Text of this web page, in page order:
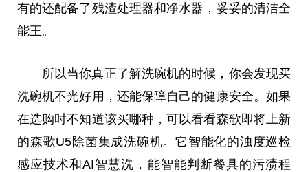
有的还配备了残渣处理器和净水器，妥妥的清洁全
能王。
所以当你真正了解洗碗机的时候，你会发现买
洗碗机不光好用，还能保障自己的健康安全。如果
在选购时不知道该买哪种，可以看看森歌即将上新
的森歌U5除菌集成洗碗机。它智能化的浊度巡检
感应技术和AI智慧洗，能智能判断餐具的污渍程